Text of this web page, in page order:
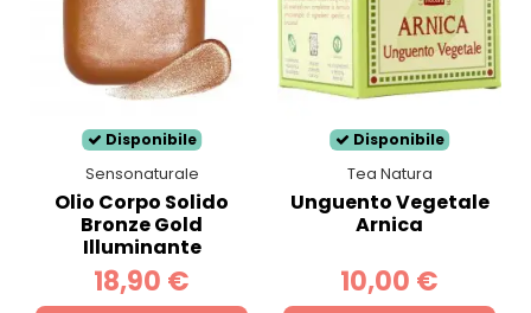
Disponibile
Sensonaturale
Olio Corpo Solido
Bronze Gold
Illuminante
18,90 €
Disponibile
Tea Natura
Unguento Vegetale
Arnica
10,00 €